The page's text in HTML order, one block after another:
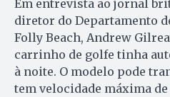
Em entrevista ao jornal
diretor do Departamento
Folly Beach, Andrew
carrinho de golfe tinha
à noite. O modelo pode
tem velocidade máxima